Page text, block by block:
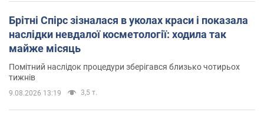
Брітні Спірс зізналася в уколах краси і показала
наслідки невдалої косметології: ходила так
майже місяць
Помітний наслідок процедури зберігався близько чотирьох
тижнів
9.08.2026 13:19 3,5 т.